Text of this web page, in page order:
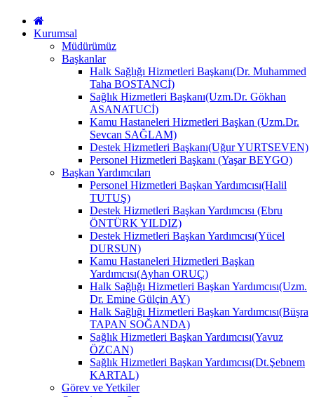
Kurumsal
Müdürümüz
Başkanlar
Halk Sağlığı Hizmetleri Başkanı(Dr. Muhammed
Taha BOSTANCİ)
Sağlık Hizmetleri Başkanı(Uzm.Dr. Gökhan
ASANATUCİ)
Kamu Hastaneleri Hizmetleri Başkan (Uzm.Dr.
Sevcan SAĞLAM)
Destek Hizmetleri Başkanı(Uğur YURTSEVEN)
Personel Hizmetleri Başkanı (Yaşar BEYGO)
Başkan Yardımcıları
Personel Hizmetleri Başkan Yardımcısı(Halil
TUTUŞ)
Destek Hizmetleri Başkan Yardımcısı (Ebru
ÖNTÜRK YILDIZ)
Destek Hizmetleri Başkan Yardımcısı(Yücel
DURSUN)
Kamu Hastaneleri Hizmetleri Başkan
Yardımcısı(Ayhan ORUÇ)
Halk Sağlığı Hizmetleri Başkan Yardımcısı(Uzm.
Dr. Emine Gülçin AY)
Halk Sağlığı Hizmetleri Başkan Yardımcısı(Büşra
TAPAN SOĞANDA)
Sağlık Hizmetleri Başkan Yardımcısı(Yavuz
ÖZCAN)
Sağlık Hizmetleri Başkan Yardımcısı(Dt.Şebnem
KARTAL)
Görev ve Yetkiler